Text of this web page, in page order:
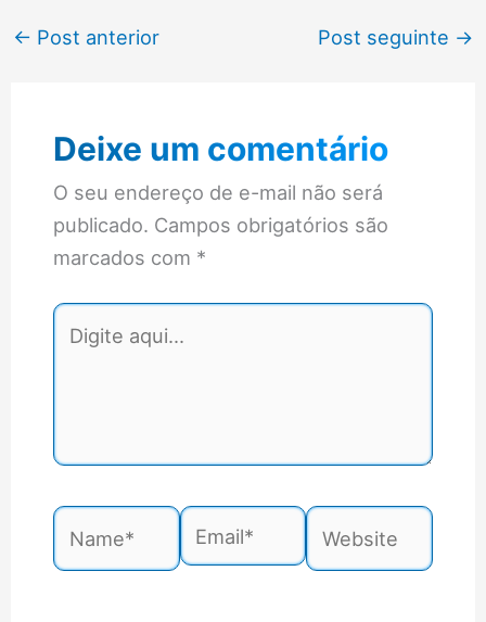
← Post anterior Post seguinte →
Deixe um comentário
O seu endereço de e-mail não será
publicado. Campos obrigatórios são
marcados com *
Digite
aqui...
Name* Email* Website